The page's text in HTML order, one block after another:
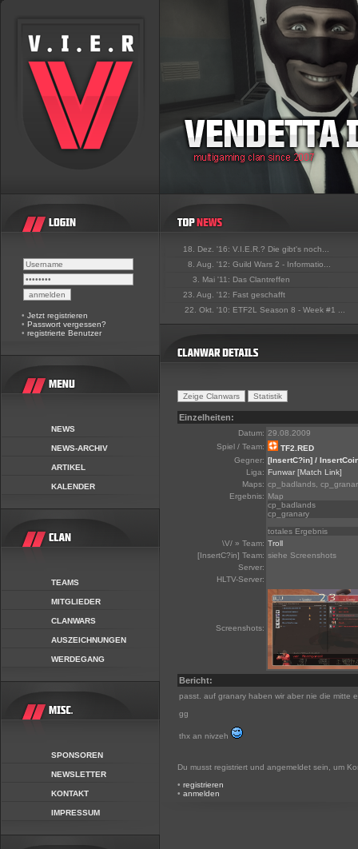
• Jetzt registrieren
• Passwort vergessen?
• registrierte Benutzer
NEWS
NEWS-ARCHIV
ARTIKEL
KALENDER
TEAMS
MITGLIEDER
CLANWARS
AUSZEICHNUNGEN
WERDEGANG
SPONSOREN
NEWSLETTER
KONTAKT
IMPRESSUM
18. Dez. '16: V.I.E.R.? Die gibt's noch...
8. Aug. '12: Guild Wars 2 - Informatio...
3. Mai '11: Das Clantreffen
23. Aug. '12: Fast geschafft
22. Okt. '10: ETF2L Season 8 - Week #1 ...
Einzelheiten:
Datum: 29.08.2009
Spiel / Team:
TF2.RED
Gegner: [InsertC?in] /
Liga: Funwar [Match Link]
Maps: cp_badlands,
Ergebnis: Map
cp_badlands
cp_granary
totales Ergebnis
\V/ » Team: Troll
[InsertC?in] Team: siehe Screenshots
Server:
HLTV-Server:
Screenshots:
Bericht:
passt. auf granary haben wir aber nie die mitte
gg
thx an nivzeh
Du musst registriert und angemeldet sein, um
• registrieren
• anmelden